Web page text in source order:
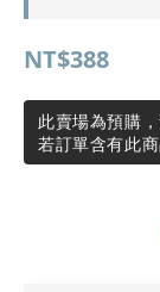
NT$388
此賣場為預購
若訂單含有此